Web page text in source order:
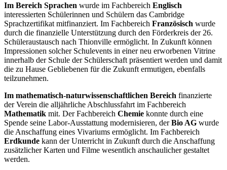
Im Bereich Sprachen wurde im Fachbereich Englisch
interessierten Schülerinnen und Schülern das Cambridge
Sprachzertifikat mitfinanziert. Im Fachbereich Französisch wurde
durch die finanzielle Unterstützung durch den Förderkreis der 26.
Schüleraustausch nach Thionville ermöglicht. In Zukunft können
Impressionen solcher Schulevents in einer neu erworbenen Vitrine
innerhalb der Schule der Schülerschaft präsentiert werden und damit
die zu Hause Gebliebenen für die Zukunft ermutigen, ebenfalls
teilzunehmen.
Im mathematisch-naturwissenschaftlichen Bereich finanzierte
der Verein die alljährliche Abschlussfahrt im Fachbereich
Mathematik mit. Der Fachbereich Chemie konnte durch eine
Spende seine Labor-Ausstattung modernisieren, derBio AG wurde
die Anschaffung eines Vivariums ermöglicht. Im Fachbereich
Erdkunde kann der Unterricht in Zukunft durch die Anschaffung
zusätzlicher Karten und Filme wesentlich anschaulicher gestaltet
werden.